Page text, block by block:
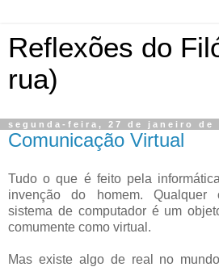
Reflexões do
rua)
segunda-feira, 27 de janeiro de
Comunicação Virtual
Tudo o que é feito pela
invenção do homem.
sistema de computador é um
comumente como virtual.
Mas existe algo de real no